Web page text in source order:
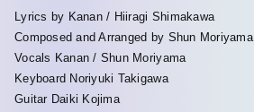
Lyrics by Kanan / Hiiragi Shimakawa
Composed and Arranged by Shun Moriyama
Vocals Kanan / Shun Moriyama
Keyboard Noriyuki Takigawa
Guitar Daiki Kojima